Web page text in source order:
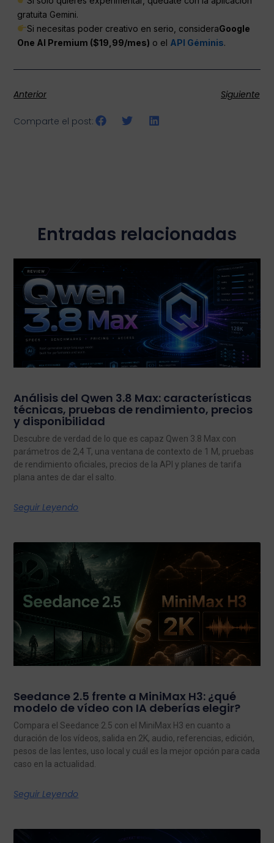
gratuita Gemini.
Si necesitas poder creativo en serio, consideraGoogle
One AI Premium ($19,99/mes) o el API Géminis.
Anterior Siguiente
Comparte el post:
Entradas relacionadas
Análisis del Qwen 3.8 Max: características
técnicas, pruebas de rendimiento, precios
y disponibilidad
Descubre de verdad de lo que es capaz Qwen 3.8 Max con
parámetros de 2,4 T, una ventana de contexto de 1 M, pruebas
de rendimiento oficiales, precios de la API y planes de tarifa
plana antes de dar el salto.
Seguir Leyendo
Seedance 2.5 frente a MiniMax H3: ¿qué
modelo de vídeo con IA deberías elegir?
Compara el Seedance 2.5 con el MiniMax H3 en cuanto a
duración de los vídeos, salida en 2K, audio, referencias, edición,
pesos de las lentes, uso local y cuál es la mejor opción para cada
caso en la actualidad.
Seguir Leyendo